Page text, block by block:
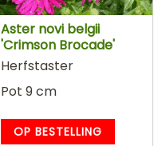
Aster novi belgii
'Crimson Brocade'
Herfstaster
Pot 9 cm
OP BESTELLING